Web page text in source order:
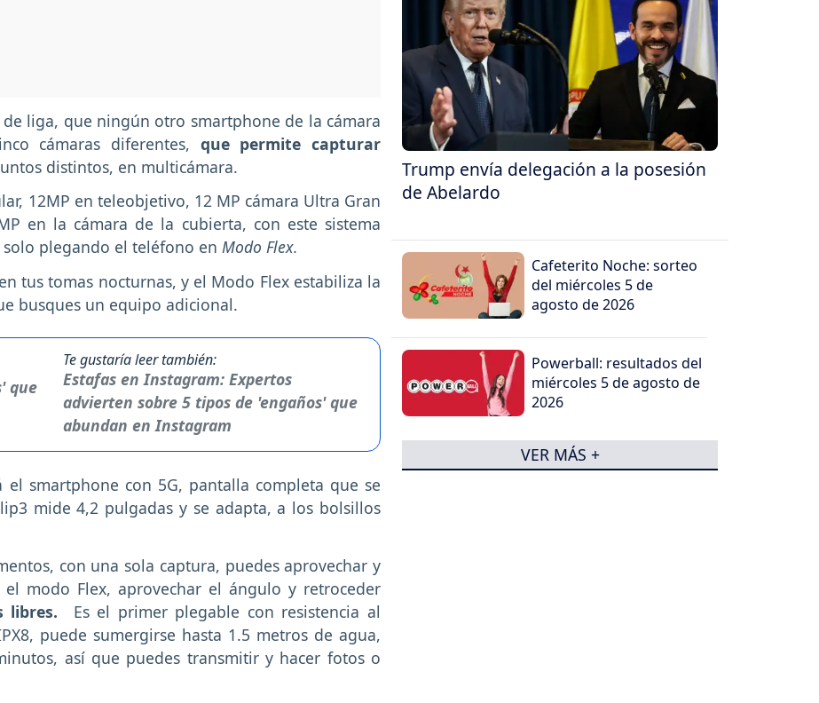
liga, que ningún otro smartphone de la cámara
cámaras diferentes, que permite capturar
distintos, en multicámara.
12MP en teleobjetivo, 12 MP cámara Ultra Gran
en la cámara de la cubierta, con este sistema
plegando el teléfono en Modo Flex.
tus tomas nocturnas, y el Modo Flex estabiliza la
busques un equipo adicional.
Te gustaría leer también:
Estafas en Instagram: Expertos
advierten sobre 5 tipos de 'engaños' que
abundan en Instagram
smartphone con 5G, pantalla completa que se
mide 4,2 pulgadas y se adapta, a los bolsillos
con una sola captura, puedes aprovechar y
modo Flex, aprovechar el ángulo y retroceder
libres. Es el primer plegable con resistencia al
puede sumergirse hasta 1.5 metros de agua,
así que puedes transmitir y hacer fotos o
Trump envía delegación a la posesión
de Abelardo
Cafeterito Noche: sorteo
del miércoles 5 de
agosto de 2026
Powerball: resultados del
miércoles 5 de agosto de
2026
VER MÁS +